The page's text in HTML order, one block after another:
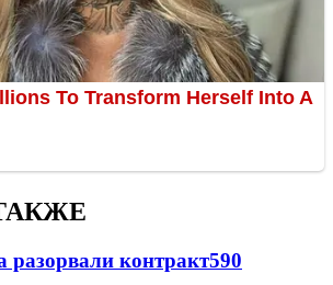
разорвали контракт590